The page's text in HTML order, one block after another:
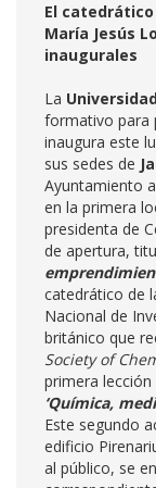
El
María Jesús
inaugurales
La
formativo para
inaugura este
sus sedes de
Ayuntamiento
en la primera
presidenta de
de apertura,
catedrático de
Nacional de
británico que
Society of
primera
‘Química,
Este segundo
edificio
al público, se